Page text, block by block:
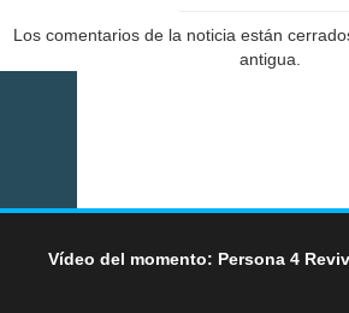
Los comentarios de la noticia están
antigua.
Vídeo del momento: Persona 4